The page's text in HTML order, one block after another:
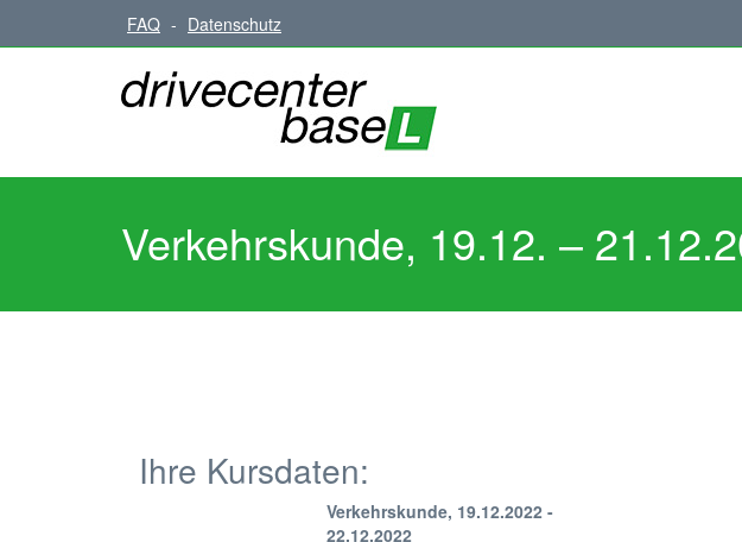
FAQ - Datenschutz
Verkehrskunde, 19.12. –
Ihre Kursdaten:
Verkehrskunde, 19.12.2022 -
22.12.2022